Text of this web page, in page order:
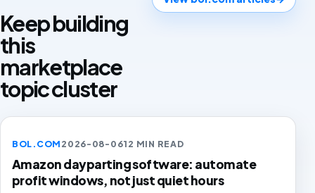
Keep building
this
marketplace
topic cluster
BOL.COM2026-08-0612 MIN READ
Amazon dayparting software: automate
profit windows, not just quiet hours